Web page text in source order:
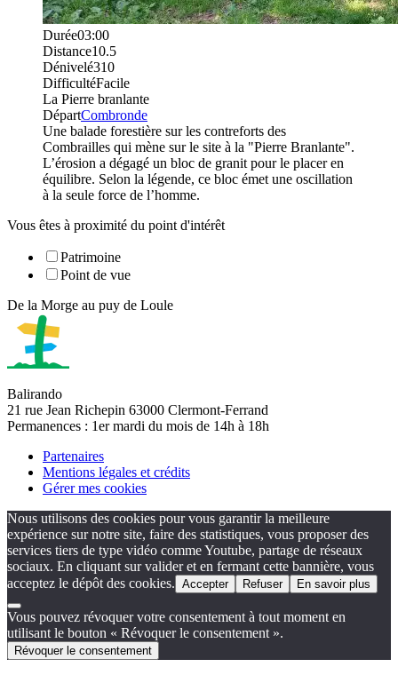
Durée03:00
Distance10.5
Dénivelé310
DifficultéFacile
La Pierre branlante
DépartCombronde
Une balade forestière sur les contreforts des
Combrailles qui mène sur le site à la "Pierre Branlante".
L’érosion a dégagé un bloc de granit pour le placer en
équilibre. Selon la légende, ce bloc émet une oscillation
à la seule force de l’homme.
Vous êtes à proximité du point d'intérêt
Patrimoine
Point de vue
De la Morge au puy de Loule
Balirando
21 rue Jean Richepin 63000 Clermont-Ferrand
Permanences : 1er mardi du mois de 14h à 18h
Partenaires
Mentions légales et crédits
Gérer mes cookies
Nous utilisons des cookies pour vous garantir la meilleure
expérience sur notre site, faire des statistiques, vous proposer des
services tiers de type vidéo comme Youtube, partage de réseaux
sociaux. En cliquant sur valider et en fermant cette bannière, vous
acceptez le dépôt des cookies. Accepter Refuser En savoir plus
Vous pouvez révoquer votre consentement à tout moment en
utilisant le bouton « Révoquer le consentement ».
Révoquer le consentement